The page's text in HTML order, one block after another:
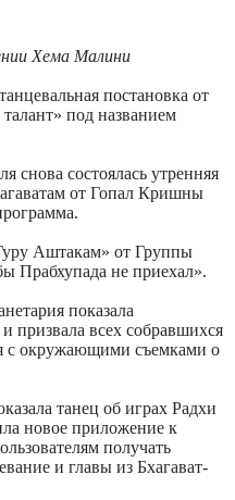
Хема Малини
постановка от
под названием
снова состоялась утренняя
от Гопал Кришны
Аштакам» от Группы
Прабхупада не приехал».
показала
призвала всех собравшихся
с окружающими съемками о
танец об играх Радхи
новое приложение к
получать
и главы из Бхагават-